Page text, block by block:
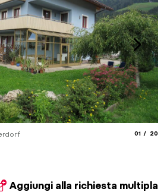
01 20
Aggiungi alla richiesta multipla